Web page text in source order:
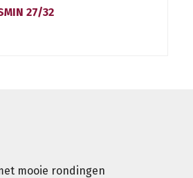
27/32
mooie rondingen